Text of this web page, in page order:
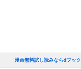
漫画無料試し読みならdブック